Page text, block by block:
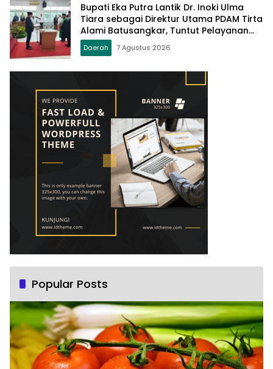
Bupati Eka Putra Lantik Dr. Inoki Ulma
Tiara sebagai Direktur Utama PDAM Tirta
Alami Batusangkar, Tuntut Pelayanan
Prima dan Tata Kelola Profesional
Daerah 7 Agustus 2026
Popular Posts